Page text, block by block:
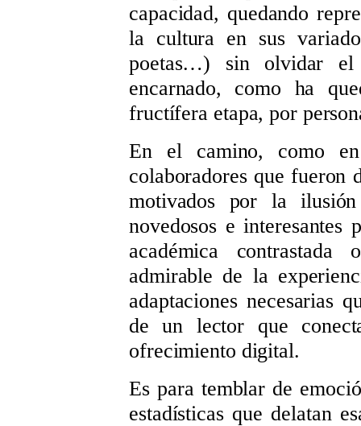
capacidad, quedando
la cultura en sus
poetas…) sin olvidar
encarnado, como ha
fructífera etapa, por
En el camino, como
colaboradores que fueron
motivados por la
novedosos e interesantes
académica
admirable de la
adaptaciones necesarias
de un lector que
ofrecimiento digital.
Es para temblar de
estadísticas que delatan